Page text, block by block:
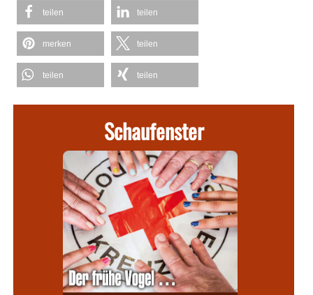
teilen teilen
merken teilen
teilen teilen
Schaufenster